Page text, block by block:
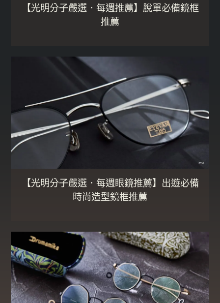
【光明分子嚴選．每週推薦】脫單必備鏡框
推薦
【光明分子嚴選．每週眼鏡推薦】出遊必備
時尚造型鏡框推薦